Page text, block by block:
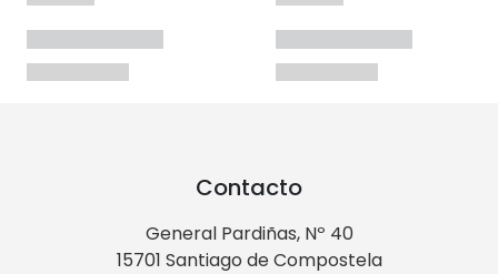
Contacto
General Pardiñas, Nº 40
15701 Santiago de Compostela